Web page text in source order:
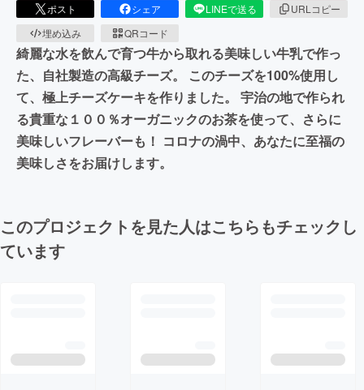
ポスト シェア LINEで送る
URLコピー
埋め込み
QRコード
綺麗な水を飲んで育つ牛から取れる美味しい牛乳で作っ
た、自社製造の高級チーズ。 このチーズを100%使用し
て、極上チーズケーキを作りました。 宇治の地で作られ
る貴重な１００％オーガニックのお茶を使って、さらに
美味しいフレーバーも！ コロナの渦中、あなたに至福の
美味しさをお届けします。
このプロジェクトを見た人はこちらもチェックし
ています